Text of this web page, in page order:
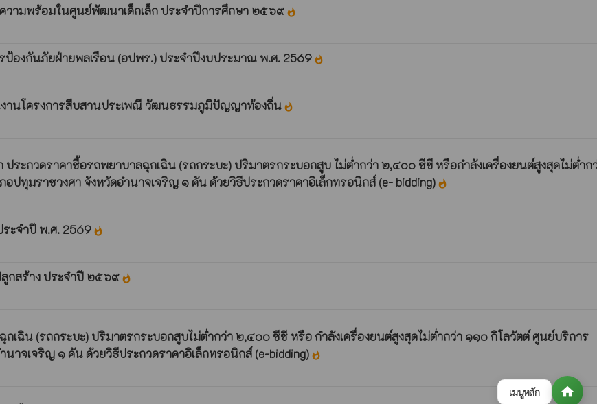
เมนูหลัก home
ความพร้อมในศูนย์พัฒนาเด็กเล็ก ประจำปีการศึกษา ๒๕๖๙ whatshot
ป้องกันภัยฝ่ายพลเรือน (อปพร.) ประจำปีงบประมาณ พ.ศ. 2569 whatshot
งานโครงการสืบสานประเพณี วัฒนธรรมภูมิปัญญาท้องถิ่น whatshot
ประกวดราคาชื้อรถพยาบาลฉุกเฉิน (รถกระบะ) ปริมาตรกระบอกสูบ ไม่ตํ่ากว่า ๒,๔๐๐ ซีฃี หรือกำลังเครื่องยนต์สูงสุดไม่ตํ่าก
ปทุมราชวงศา จังหวัดอำนาจเจริญ ๑ คัน ด้วยวิธีประกวดราคาอิเล็กทรอนิกส์ (e- bidding) whatshot
ระจำปี พ.ศ. 2569 whatshot
กสร้าง ประจำปี ๒๕๖๙ whatshot
เฉิน (รถกระบะ) ปริมาตรกระบอกสูบไม่ตํ่ากว่า ๒,๔๐๐ ซีซี หรือ กำลังเครื่องยนต์สูงสุดไม่ตํ่ากว่า ๑๑๐ กิโลวัตต์ ศูนย์บริการ
าจเจริญ ๑ คัน ด้วยวิธีประกวดราคาอิเล็กทรอนิกส์ (e-bidding) whatshot